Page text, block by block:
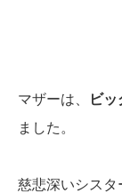
マザーは、 ビ
ました。
慈悲深いシスタ